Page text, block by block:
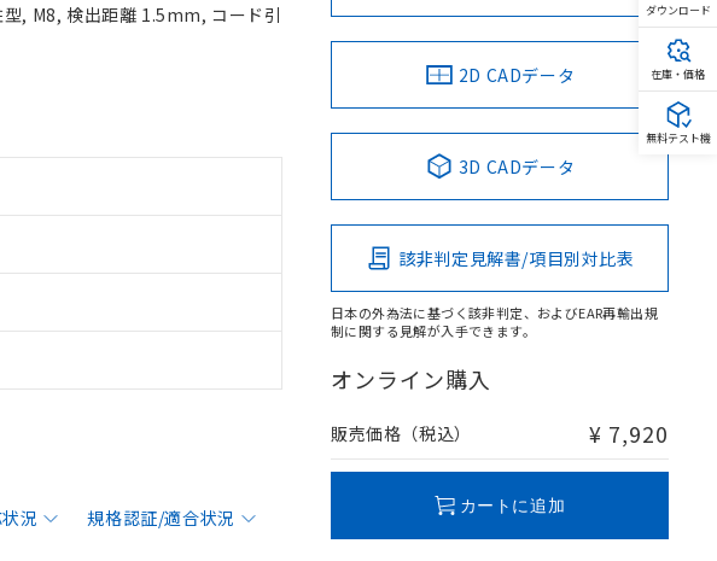
, M8, 検出距離 1.5mm, コード引
況 規格認証/適合状況
2D CADデータ
3D CADデータ
該非判定見解書/項目別対比表
日本の外為法に基づく該非判定、およびEAR再輸出規
制に関する見解が入手できます。
オンライン購入
販売価格（税込） ¥ 7,920
カートに追加
ダウンロード
在庫・価格
無料テスト機